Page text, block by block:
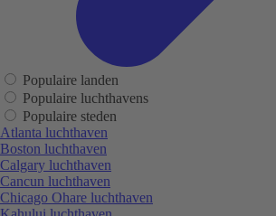
Populaire landen
Populaire luchthavens
Populaire steden
Atlanta luchthaven
Boston luchthaven
Calgary luchthaven
Cancun luchthaven
Chicago Ohare luchthaven